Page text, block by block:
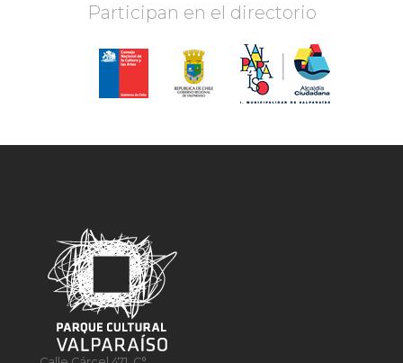
Participan en el directorio